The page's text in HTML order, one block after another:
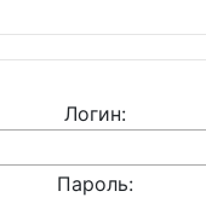
Логин:
Пароль: